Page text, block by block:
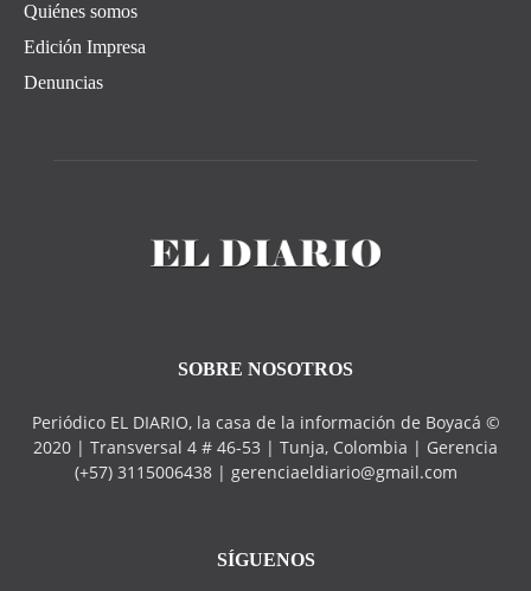
Quiénes somos
Edición Impresa
Denuncias
SOBRE NOSOTROS
Periódico EL DIARIO, la casa de la información de Boyacá ©
2020 | Transversal 4 # 46-53 | Tunja, Colombia | Gerencia
(+57) 3115006438 | gerenciaeldiario@gmail.com
SÍGUENOS